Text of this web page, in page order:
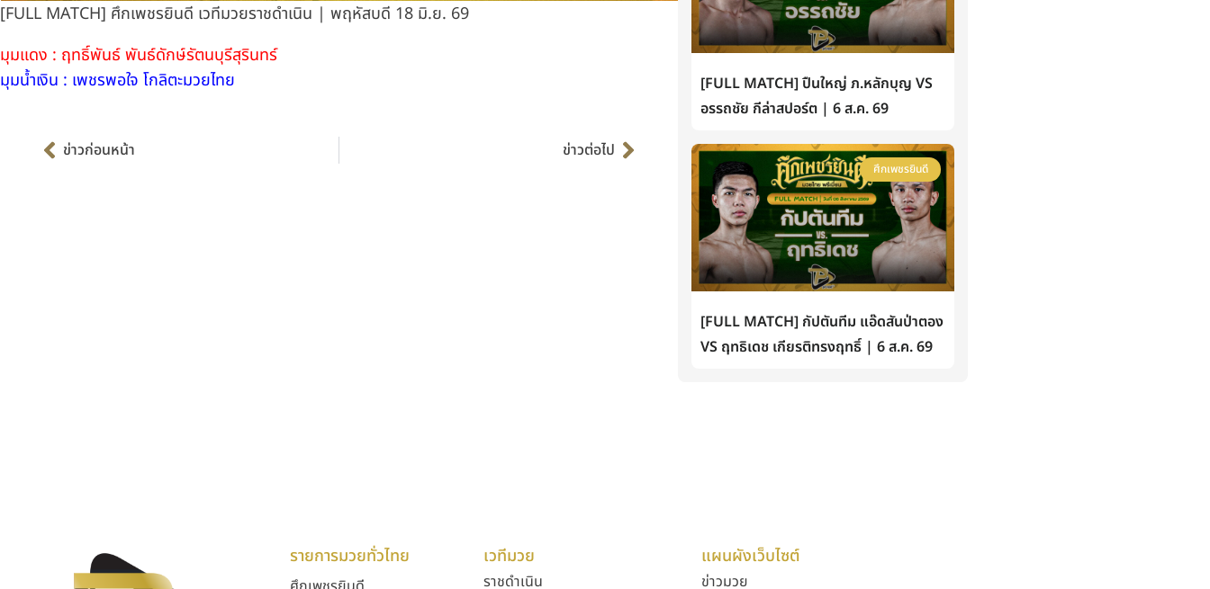
[FULL MATCH] ศึกเพชรยินดี เวทีมวยราชดำเนิน | พฤหัสบดี 18 มิ.ย. 69
มุมแดง : ฤทธิ์พันธ์ พันธ์ดักษ์รัตนบุรีสุรินทร์
มุมน้ำเงิน : เพชรพอใจ โกลิตะมวยไทย
ข่าวก่อนหน้า ข่าวต่อไป
[FULL MATCH] ปืนใหญ่ ภ.หลักบุญ VS
อรรถชัย กีล่าสปอร์ต | 6 ส.ค. 69
ศึกเพชรยินดี
[FULL MATCH] กัปตันทีม แอ๊ดสันป่าตอง
VS ฤทธิเดช เกียรติทรงฤทธิ์ | 6 ส.ค. 69
รายการมวยทั่วไทย เวทีมวย
ราชดำเนิน
แผนผังเว็บไซต์
ข่าวมวย